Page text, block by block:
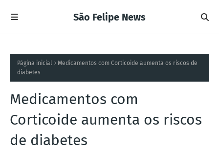
São Felipe News
Página inicial
Medicamentos com Corticoide aumenta os riscos de
diabetes
Medicamentos com
Corticoide aumenta os riscos
de diabetes